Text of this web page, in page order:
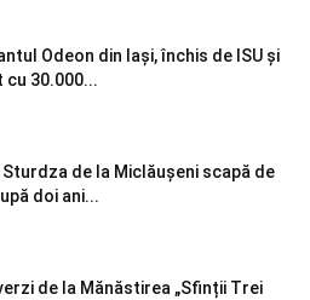
Odeon din Iași, închis de ISU și
cu 30.000...
de la Miclăușeni scapă de
doi ani...
de la Mănăstirea „Sfinții Trei